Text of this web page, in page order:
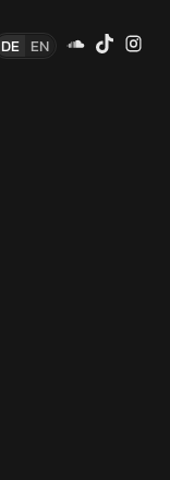
DE EN